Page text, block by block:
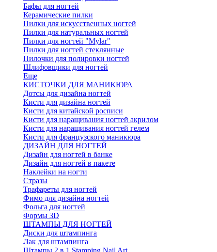
Бафы для ногтей
Керамические пилки
Пилки для искусственных ногтей
Пилки для натуральных ногтей
Пилки для ногтей "Mylar"
Пилки для ногтей стеклянные
Пилочки для полировки ногтей
Шлифовщики для ногтей
Еще
КИСТОЧКИ ДЛЯ МАНИКЮРА
Дотсы для дизайна ногтей
Кисти для дизайна ногтей
Кисти для китайской росписи
Кисти для наращивания ногтей акрилом
Кисти для наращивания ногтей гелем
Кисти для французского маникюра
ДИЗАЙН ДЛЯ НОГТЕЙ
Дизайн для ногтей в банке
Дизайн для ногтей в пакете
Наклейки на ногти
Стразы
Трафареты для ногтей
Фимо для дизайна ногтей
Фольга для ногтей
Формы 3D
ШТАМПЫ ДЛЯ НОГТЕЙ
Диски для штампинга
Лак для штампинга
Штампы 2 в 1 Stamping Nail Art